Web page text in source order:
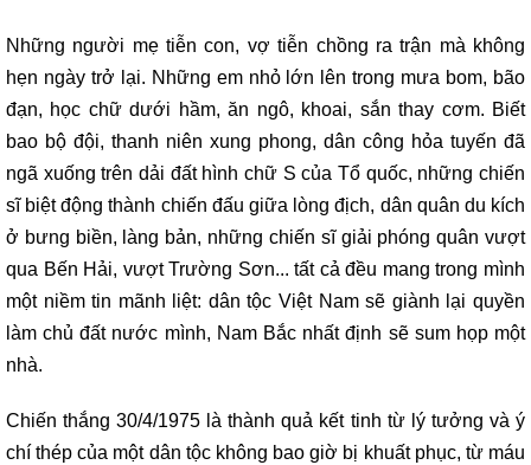
Những người mẹ tiễn con, vợ tiễn chồng ra trận mà không
hẹn ngày trở lại. Những em nhỏ lớn lên trong mưa bom, bão
đạn, học chữ dưới hầm, ăn ngô, khoai, sắn thay cơm. Biết
bao bộ đội, thanh niên xung phong, dân công hỏa tuyến đã
ngã xuống trên dải đất hình chữ S của Tổ quốc, những chiến
sĩ biệt động thành chiến đấu giữa lòng địch, dân quân du kích
ở bưng biền, làng bản, những chiến sĩ giải phóng quân vượt
qua Bến Hải, vượt Trường Sơn... tất cả đều mang trong mình
một niềm tin mãnh liệt: dân tộc Việt Nam sẽ giành lại quyền
làm chủ đất nước mình, Nam Bắc nhất định sẽ sum họp một
nhà.
Chiến thắng 30/4/1975 là thành quả kết tinh từ lý tưởng và ý
chí thép của một dân tộc không bao giờ bị khuất phục, từ máu